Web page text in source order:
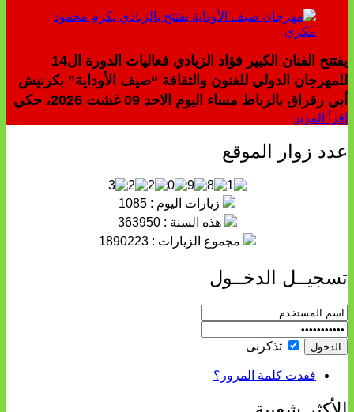
يفتتح الفنان الكبير فؤاد الزبادي فعاليات الدورة ال14
للمهرجان الدولي للفنون والثقافة “صيف الأوداية” بكرنيش
أبي رقراق بالرباط مساء اليوم الاحد 09 غشت 2026، حكي
إقرأ المزيد
عدد زوار الموقع
زيارات اليوم : 1085
هذه السنة : 363950
مجموع الزيارات : 1890223
تسجيــل الدخــول
تذكرنى
فقدت كلمة المرور؟